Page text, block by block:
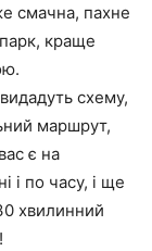
смачна, пахне
краще
схему,
маршрут,
є на
і по часу, і ще
хвилинний